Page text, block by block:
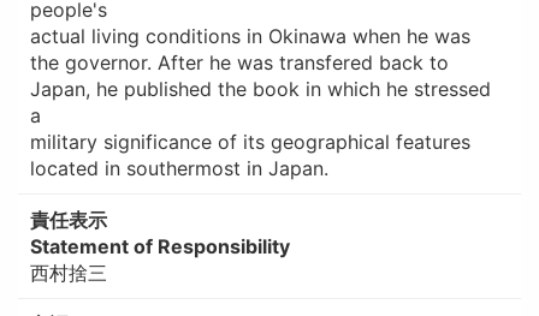
people's
actual living conditions in Okinawa when he was
the governor. After he was transfered back to
Japan, he published the book in which he stressed
a
military significance of its geographical features
located in southermost in Japan.
責任表示
Statement of Responsibility
西村捨三